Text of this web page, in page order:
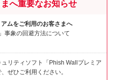
へ重要なお知らせ
ムをご利用のお客さまへ
事象の回避方法について
リティソフト「Phish Wallプレミア
ぜひご利用ください。